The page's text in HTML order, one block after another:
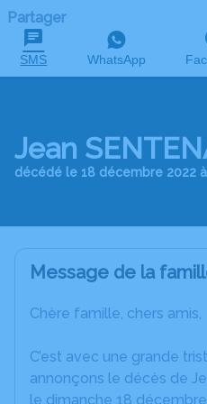
Partager
SMS WhatsApp
Jean
décédé le 18 décembre 2022
Message de la
Chère famille, chers amis,
C’est avec une grande
annonçons le décès de
le dimanche 18